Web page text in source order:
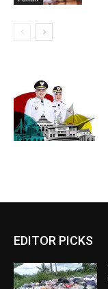
EDITOR PICKS